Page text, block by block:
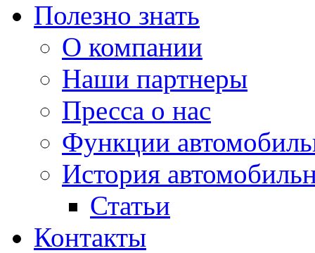
Полезно знать
О компании
Наши партнеры
Пресса о нас
Функции
История
Статьи
Контакты